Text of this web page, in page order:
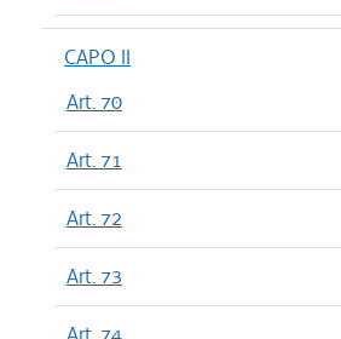
CAPO II
Art. 70
Art. 71
Art. 72
Art. 73